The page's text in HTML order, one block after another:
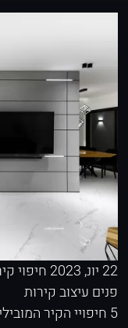
22 יונ, 2023 חיפוי
פנים עיצוב קירות
5 חיפויי הקיר המובילים לשנת 2023